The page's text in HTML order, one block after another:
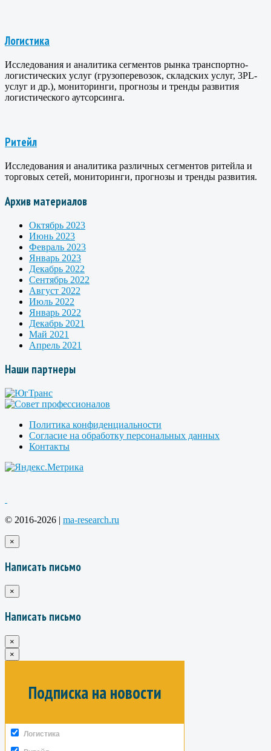
Логистика
Исследования и аналитика сегментов рынка транспортно-
логистических услуг (грузоперевозок, складских услуг, 3PL-
услуг и др.), мониторинги, прогнозы и тренды развития
логистического аутсорсинга.
Ритейл
Исследования и аналитика различных сегментов ритейла и
торговых сетей, мониторинги, прогнозы и тренды развития.
Архив материалов
Октябрь 2023
Июнь 2023
Февраль 2023
Январь 2023
Декабрь 2022
Сентябрь 2022
Август 2022
Июль 2022
Январь 2022
Декабрь 2021
Май 2021
Апрель 2021
Наши партнеры
Политика конфиденциальности
Согласие на обработку персональных данных
Контакты
© 2016-2026 | ma-research.ru
×
Написать письмо
×
Написать письмо
×
×
Подписка на новости
Логистика